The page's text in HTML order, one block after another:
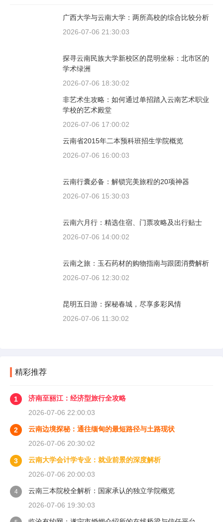
广西大学与云南大学：两所高校的综合比较分析
2026-07-06 21:30:03
探寻云南民族大学新校区的昆明坐标：北市区的
学术绿洲
2026-07-06 18:30:02
非艺术生攻略：如何通过单招踏入云南艺术职业
学校的艺术殿堂
2026-07-06 17:00:02
云南省2015年二本预科班招生学院概览
2026-07-06 16:00:03
云南行囊必备：解锁完美旅程的20项神器
2026-07-06 15:30:03
云南六月行：精选住宿、门票攻略及出行贴士
2026-07-06 14:00:02
云南之旅：玉石药材的购物指南与跟团消费解析
2026-07-06 12:30:02
昆明五日游：探秘春城，尽享多彩风情
2026-07-06 11:30:02
精彩推荐
1
济南至丽江：经济型旅行全攻略
2026-07-06 22:00:03
2
云南边境探秘：通往缅甸的最短路径与土路现状
2026-07-06 20:30:02
3
云南大学会计学专业：就业前景的深度解析
2026-07-06 20:00:03
4
云南三本院校全解析：国家承认的独立学院概览
2026-07-06 19:30:03